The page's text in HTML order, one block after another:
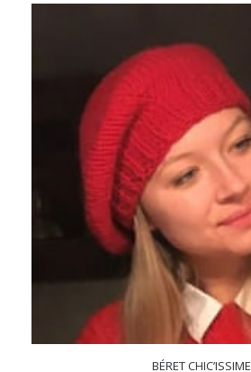
BÉRET CHIC’ISSIME